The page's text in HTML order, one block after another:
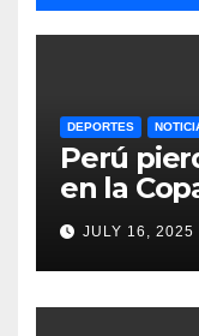
DEPORTES
Perú
en la
JULY 16, 2025